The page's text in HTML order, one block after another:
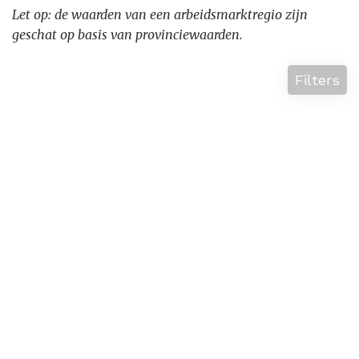
Let op: de waarden van een arbeidsmarktregio zijn
geschat op basis van provinciewaarden.
Filters